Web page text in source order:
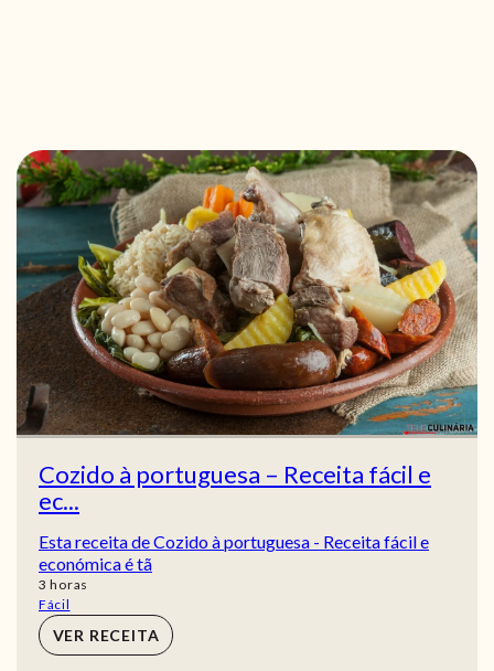
Cozido à portuguesa – Receita fácil e
ec...
Esta receita de Cozido à portuguesa - Receita fácil e
económica é tã
3 horas
horas
Fácil
VER RECEITA